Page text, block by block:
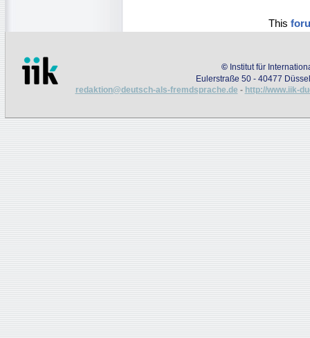
This
© Institut für
Eulerstraße 50 - 40477
redaktion@deutsch-als-fremdsprache.de - http://www.iik-